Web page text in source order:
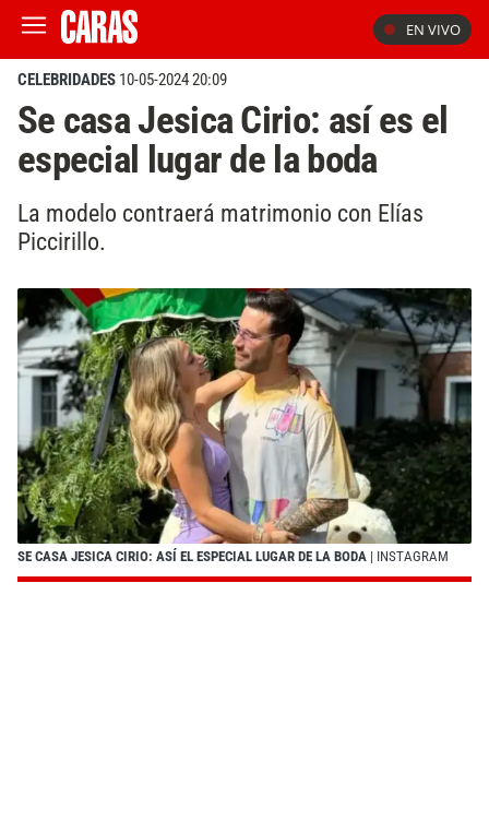
EN VIVO
CELEBRIDADES 10-05-2024 20:09
Se casa Jesica Cirio: así es el
especial lugar de la boda
La modelo contraerá matrimonio con Elías
Piccirillo.
SE CASA JESICA CIRIO: ASÍ EL ESPECIAL LUGAR DE LA BODA | INSTAGRAM